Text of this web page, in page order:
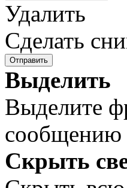
Удалить
Сделать
Отправить
Выделить
Выделите
сообщению
Скрыть